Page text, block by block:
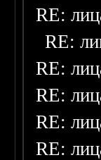
RE:
RE:
RE:
RE:
RE:
RE: